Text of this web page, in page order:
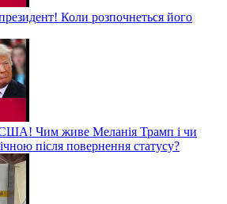
Коли розпочнеться його
Чим живе Меланія Трамп і чи
після повернення статусу?